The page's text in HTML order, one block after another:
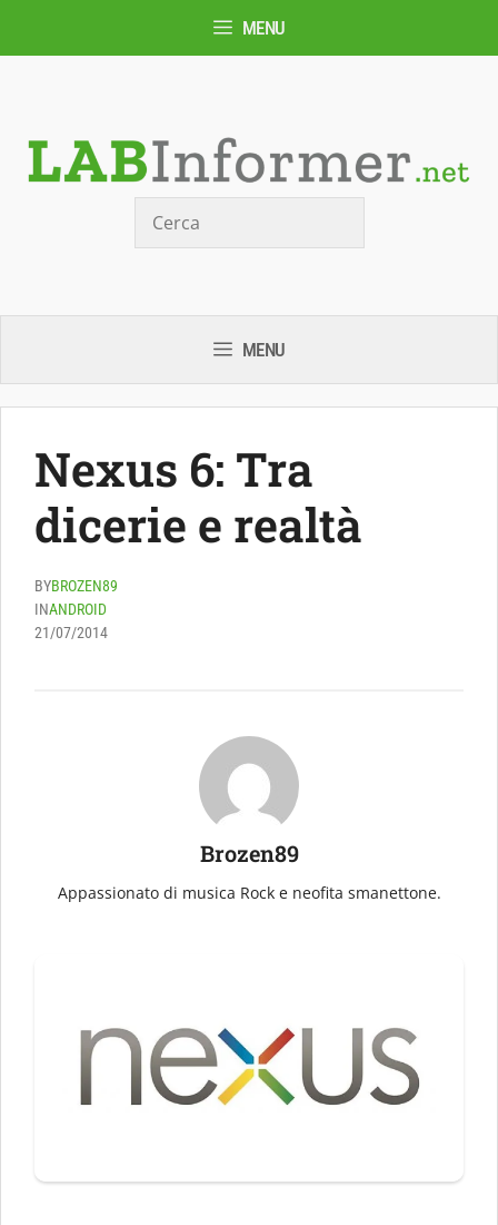
MENU
MENU
Nexus 6: Tra
dicerie e realtà
BYBROZEN89
INANDROID
21/07/2014
Brozen89
Appassionato di musica Rock e neofita smanettone.